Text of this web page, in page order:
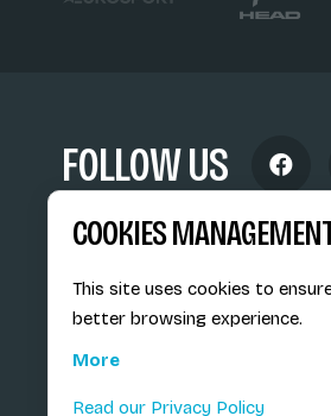
FOLLOW US
COOKIES
This site uses cookies to
better browsing experience.
More
Read our Privacy Policy